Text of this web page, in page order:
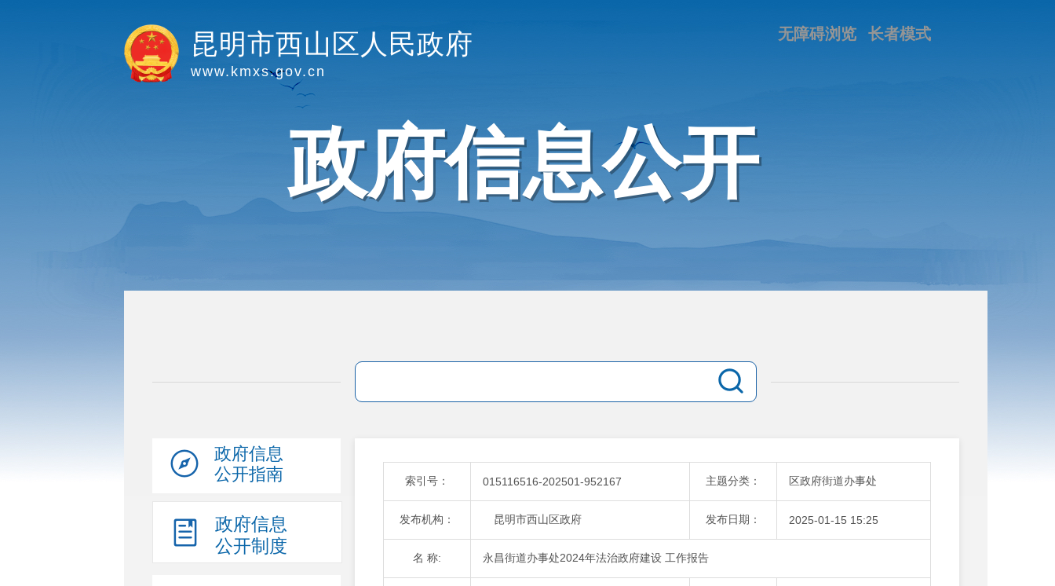
昆明市西山区人民政府
www.kmxs.gov.cn
长者模式
无障碍浏览
政府信息公开
政府信息
公开指南
政府信息
公开制度
索引号： 015116516-202501-952167 主题分类： 区政府街道办事处
发布机构： 昆明市西山区政府 发布日期： 2025-01-15 15:25
名 称: 永昌街道办事处2024年法治政府建设 工作报告